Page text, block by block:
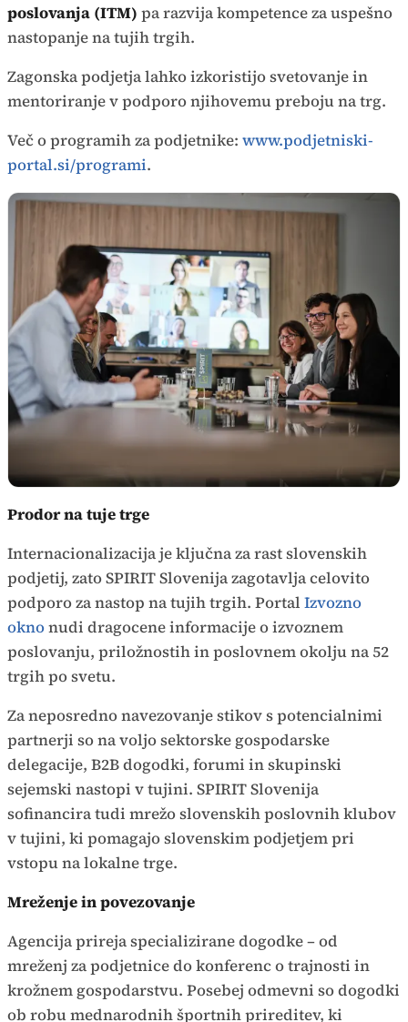
poslovanja (ITM) pa razvija kompetence za uspešno
nastopanje na tujih trgih.
Zagonska podjetja lahko izkoristijo svetovanje in
mentoriranje v podporo njihovemu preboju na trg.
Več o programih za podjetnike: www.podjetniski-
portal.si/programi.
Prodor na tuje trge
Internacionalizacija je ključna za rast slovenskih
podjetij, zato SPIRIT Slovenija zagotavlja celovito
podporo za nastop na tujih trgih. Portal Izvozno
oknonudi dragocene informacije o izvoznem
poslovanju, priložnostih in poslovnem okolju na 52
trgih po svetu.
Za neposredno navezovanje stikov s potencialnimi
partnerji so na voljo sektorske gospodarske
delegacije, B2B dogodki, forumi in skupinski
sejemski nastopi v tujini. SPIRIT Slovenija
sofinancira tudi mrežo slovenskih poslovnih klubov
v tujini, ki pomagajo slovenskim podjetjem pri
vstopu na lokalne trge.
Mreženje in povezovanje
Agencija prireja specializirane dogodke – od
mreženj za podjetnice do konferenc o trajnosti in
krožnem gospodarstvu. Posebej odmevni so dogodki
ob robu mednarodnih športnih prireditev, ki